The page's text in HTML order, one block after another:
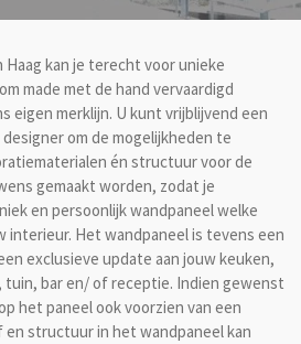
kan je terecht voor unieke
made met de hand vervaardigd
eigen merklijn. U kunt vrijblijvend een
om de mogelijkheden te
én structuur voor de
gemaakt worden, zodat je
en persoonlijk wandpaneel welke
interieur. Het wandpaneel is tevens een
exclusieve update aan jouw keuken,
tuin, bar en/ of receptie. Indien gewenst
het paneel ook voorzien van een
en structuur in het wandpaneel kan